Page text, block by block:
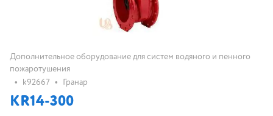
Дополнительное оборудование для систем водяного и пенного
пожаротушения
• k92667 • Гранар
KR14-300